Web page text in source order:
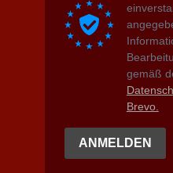
gemäß
Brevo.
ANMELDEN